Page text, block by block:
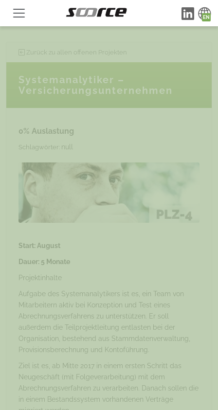
Zurück zu allen offenen Projekten
Systemanalytiker –
Versicherungsunternehmen
0% Auslastung
Schlagwörter: null
Start: August
Dauer: 5 Monate
Projektinhalte
Aufgabe des Systemanalytikers ist es, ein Team von
Mitarbeitern aktiv bei Konzeption und Test eines
Abrechnungsverfahrens zu unterstützen. Er soll
außerdem die Teilprojektleitung entlasten bei der
Organisation, bestehend aus Stammdatenverwaltung,
Provisionsberechnung und Kontoführung.
Ziel ist es, ab Mitte 2017 in einem ersten Schritt das
Neugeschäft (mit Folgeverarbeitung) mit dem
Abrechnungsverfahren zu verarbeiten. Danach sollen die
in einem Bestandssystem vorhandenen Verträge